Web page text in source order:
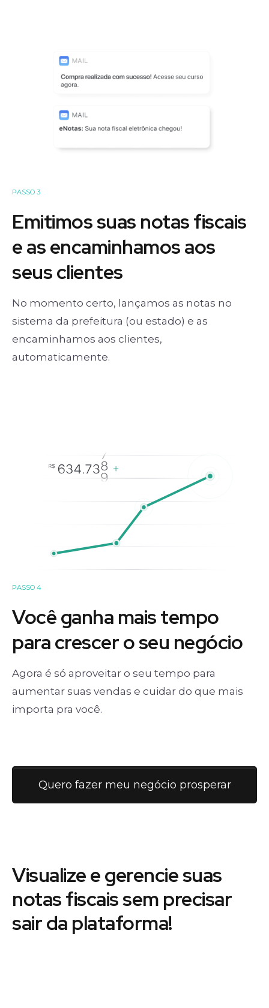
PASSO 3
Emitimos suas notas fiscais
e as encaminhamos aos
seus clientes
No momento certo, lançamos as notas no
sistema da prefeitura (ou estado) e as
encaminhamos aos clientes,
automaticamente.
PASSO 4
Você ganha mais tempo
para crescer o seu negócio
Agora é só aproveitar o seu tempo para
aumentar suas vendas e cuidar do que mais
importa pra você.
Quero fazer meu negócio prosperar
Visualize e gerencie suas
notas fiscais sem precisar
sair da plataforma!